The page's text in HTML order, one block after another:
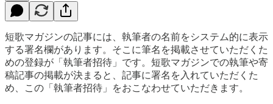
短歌マガジンの記事には、執筆者の名前をシステム的に表示
する署名欄があります。そこに筆名を掲載させていただくた
めの登録が「執筆者招待」です。短歌マガジンでの執筆や寄
稿記事の掲載が決まると、記事に署名を入れていただくた
め、この「執筆者招待」をおこなわせていただきます。